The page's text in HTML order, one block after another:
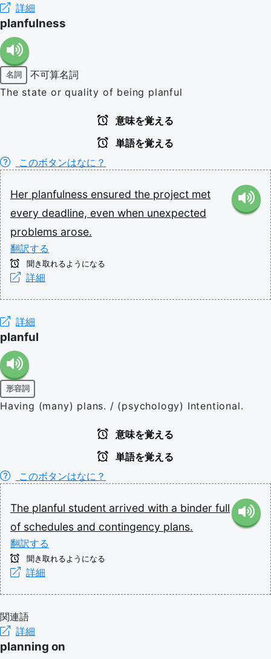
詳細
planfulness
名詞
不可算名詞
The state or quality of being planful
意味を覚える
単語を覚える
このボタンはなに？
Her planfulness ensured the project met
every deadline, even when unexpected
problems arose.
翻訳する
聞き取れるようになる
詳細
詳細
planful
形容詞
Having (many) plans. / (psychology) Intentional.
意味を覚える
単語を覚える
このボタンはなに？
The planful student arrived with a binder full
of schedules and contingency plans.
翻訳する
聞き取れるようになる
詳細
関連語
詳細
planning on